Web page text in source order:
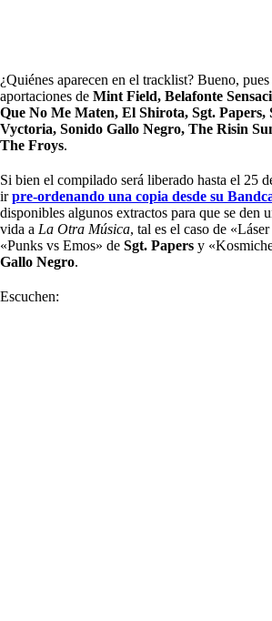
¿Quiénes aparecen en el tracklist? Bueno,
aportaciones de Mint Field, Belafonte
Que No Me Maten, El Shirota, Sgt. Papers,
Vyctoria, Sonido Gallo Negro, The Risin
The Froys.
Si bien el compilado será liberado hasta el 25
irpre-ordenando una copia desde su
disponibles algunos extractos para que se den
vida a La Otra Música, tal es el caso de
«Punks vs Emos» de Sgt. Papers y
Gallo Negro.
Escuchen: